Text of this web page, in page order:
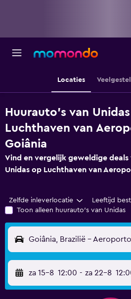
Locaties
Huurauto's van
Luchthaven van
Goiânia
Vind en vergelijk geweldige
Unidas op Luchthaven van
Zelfde inleverlocatie Leeftijd
Toon alleen huurauto's van Unidas
Goiânia, Brazilië -
za 15-8 12:00 - za 22-8